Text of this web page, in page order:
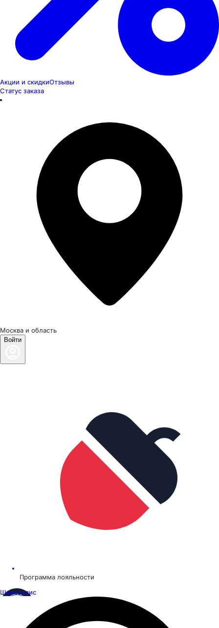
Акции и скидкиОтзывы
Статус заказа
Москва и область
Войти
Программа лояльности
Шинсервис